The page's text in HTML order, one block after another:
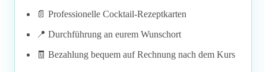
📄 Professionelle Cocktail-Rezeptkarten
📍 Durchführung an eurem Wunschort
🧾 Bezahlung bequem auf Rechnung nach dem Kurs